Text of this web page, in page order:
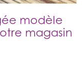
modèle
magasin